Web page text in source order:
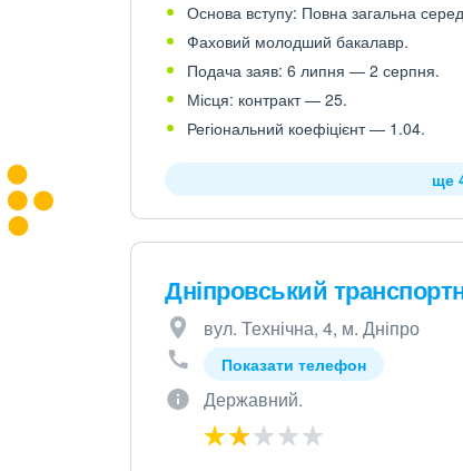
Основа вступу: Повна загальна
Фаховий молодший бакалавр.
Подача заяв: 6 липня — 2 серпня.
Місця: контракт — 25.
Регіональний коефіцієнт — 1.04.
ще
Дніпровський
вул. Технічна, 4, м. Дніпро
Показати телефон
Державний.